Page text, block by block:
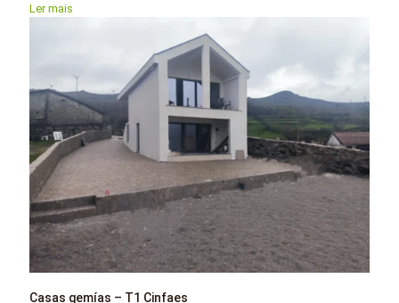
Ler mais
Casas gemías – T1 Cinfaes